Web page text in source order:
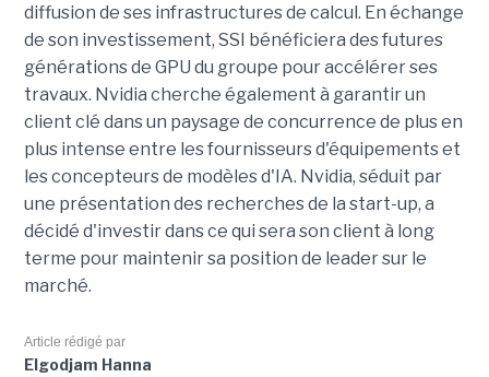
diffusion de ses infrastructures de calcul. En échange
de son investissement, SSI bénéficiera des futures
générations de GPU du groupe pour accélérer ses
travaux. Nvidia cherche également à garantir un
client clé dans un paysage de concurrence de plus en
plus intense entre les fournisseurs d'équipements et
les concepteurs de modèles d'IA. Nvidia, séduit par
une présentation des recherches de la start-up, a
décidé d'investir dans ce qui sera son client à long
terme pour maintenir sa position de leader sur le
marché.
Article rédigé par
Elgodjam Hanna